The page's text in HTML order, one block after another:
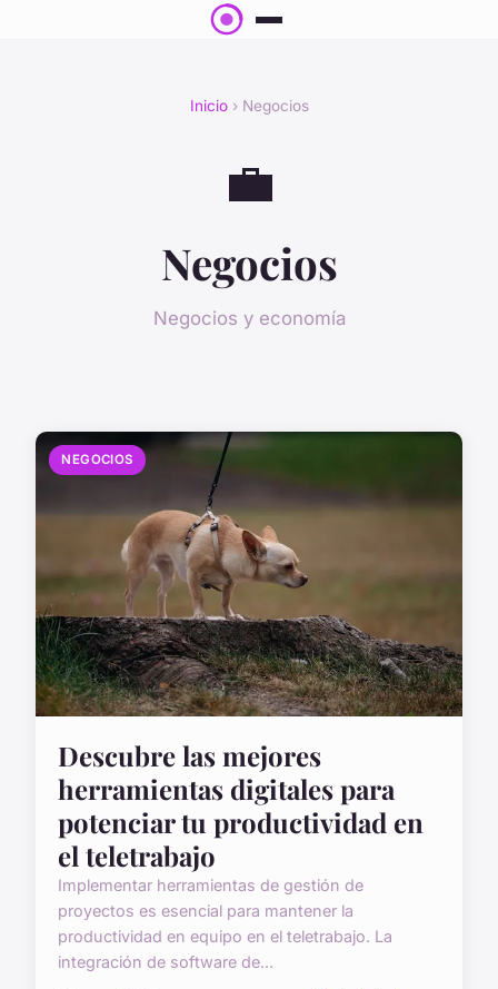
Inicio› Negocios
💼
Negocios
Negocios y economía
NEGOCIOS
Descubre las mejores
herramientas digitales para
potenciar tu productividad en
el teletrabajo
Implementar herramientas de gestión de
proyectos es esencial para mantener la
productividad en equipo en el teletrabajo. La
integración de software de...